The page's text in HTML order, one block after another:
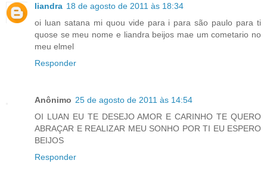
liandra 18 de agosto de 2011 às 18:34
oi luan satana mi quou vide para i para são paulo para ti
quose se meu nome e liandra beijos mae um cometario no
meu elmel
Responder
Anônimo 25 de agosto de 2011 às 14:54
OI LUAN EU TE DESEJO AMOR E CARINHO TE QUERO
ABRAÇAR E REALIZAR MEU SONHO POR TI EU ESPERO
BEIJOS
Responder